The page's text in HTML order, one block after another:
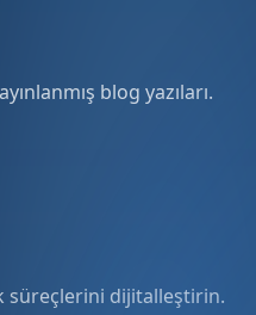
blog yazıları.
süreçlerini dijitalleştirin.